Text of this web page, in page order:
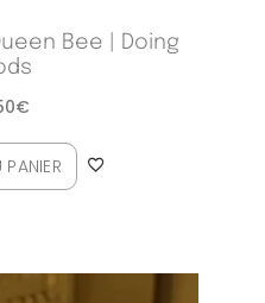
Bee | Doing
€